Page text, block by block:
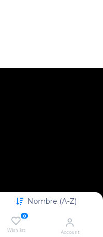
Nombre (A-Z)
0
Wishlist Account